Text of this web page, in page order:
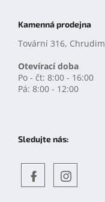
Kamenná prodejna
Tovární 316, Chrudim
Otevírací doba
Po - čt: 8:00 - 16:00
Pá: 8:00 - 12:00
Sledujte nás: